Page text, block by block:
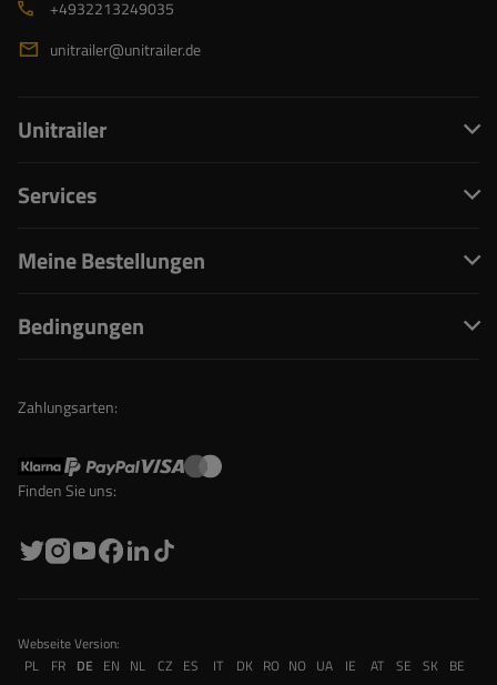
+4932213249035
unitrailer@unitrailer.de
Unitrailer
Services
Meine Bestellungen
Bedingungen
Zahlungsarten:
Finden Sie uns:
Webseite Version:
PL
FR DE EN NL CZ ES IT DK RO NO UA IE AT SE SK BE